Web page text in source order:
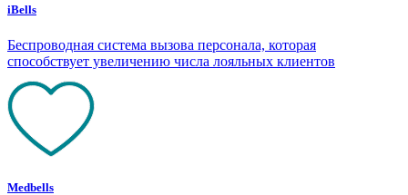
iBells
Беспроводная система вызова персонала, которая
способствует увеличению числа лояльных клиентов
Medbells